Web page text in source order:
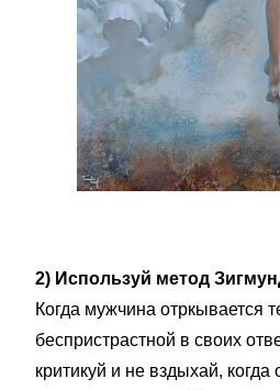
2) Используй метод
Когда мужчина отркывается
беспристрастной в своих
критикуй и не вздыхай, когда